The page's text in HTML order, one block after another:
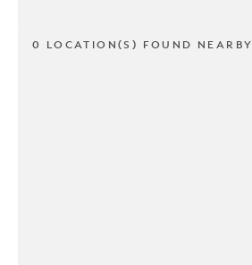
0 LOCATION(S) FOUND NEARBY